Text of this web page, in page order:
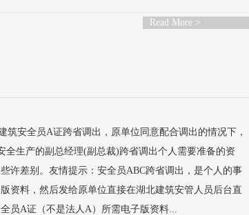
Read More >
安全员A证跨省调出，原单位同意配合调出的情况下，
生产的副总经理(副总裁)跨省调出个人需要准备的资
许差别。友情提示：安全员ABC跨省调出，是个人的事
资料，然后发给原单位直接在湖北建筑安管人员后台直
员A证（不是法人A）所需电子版资料...